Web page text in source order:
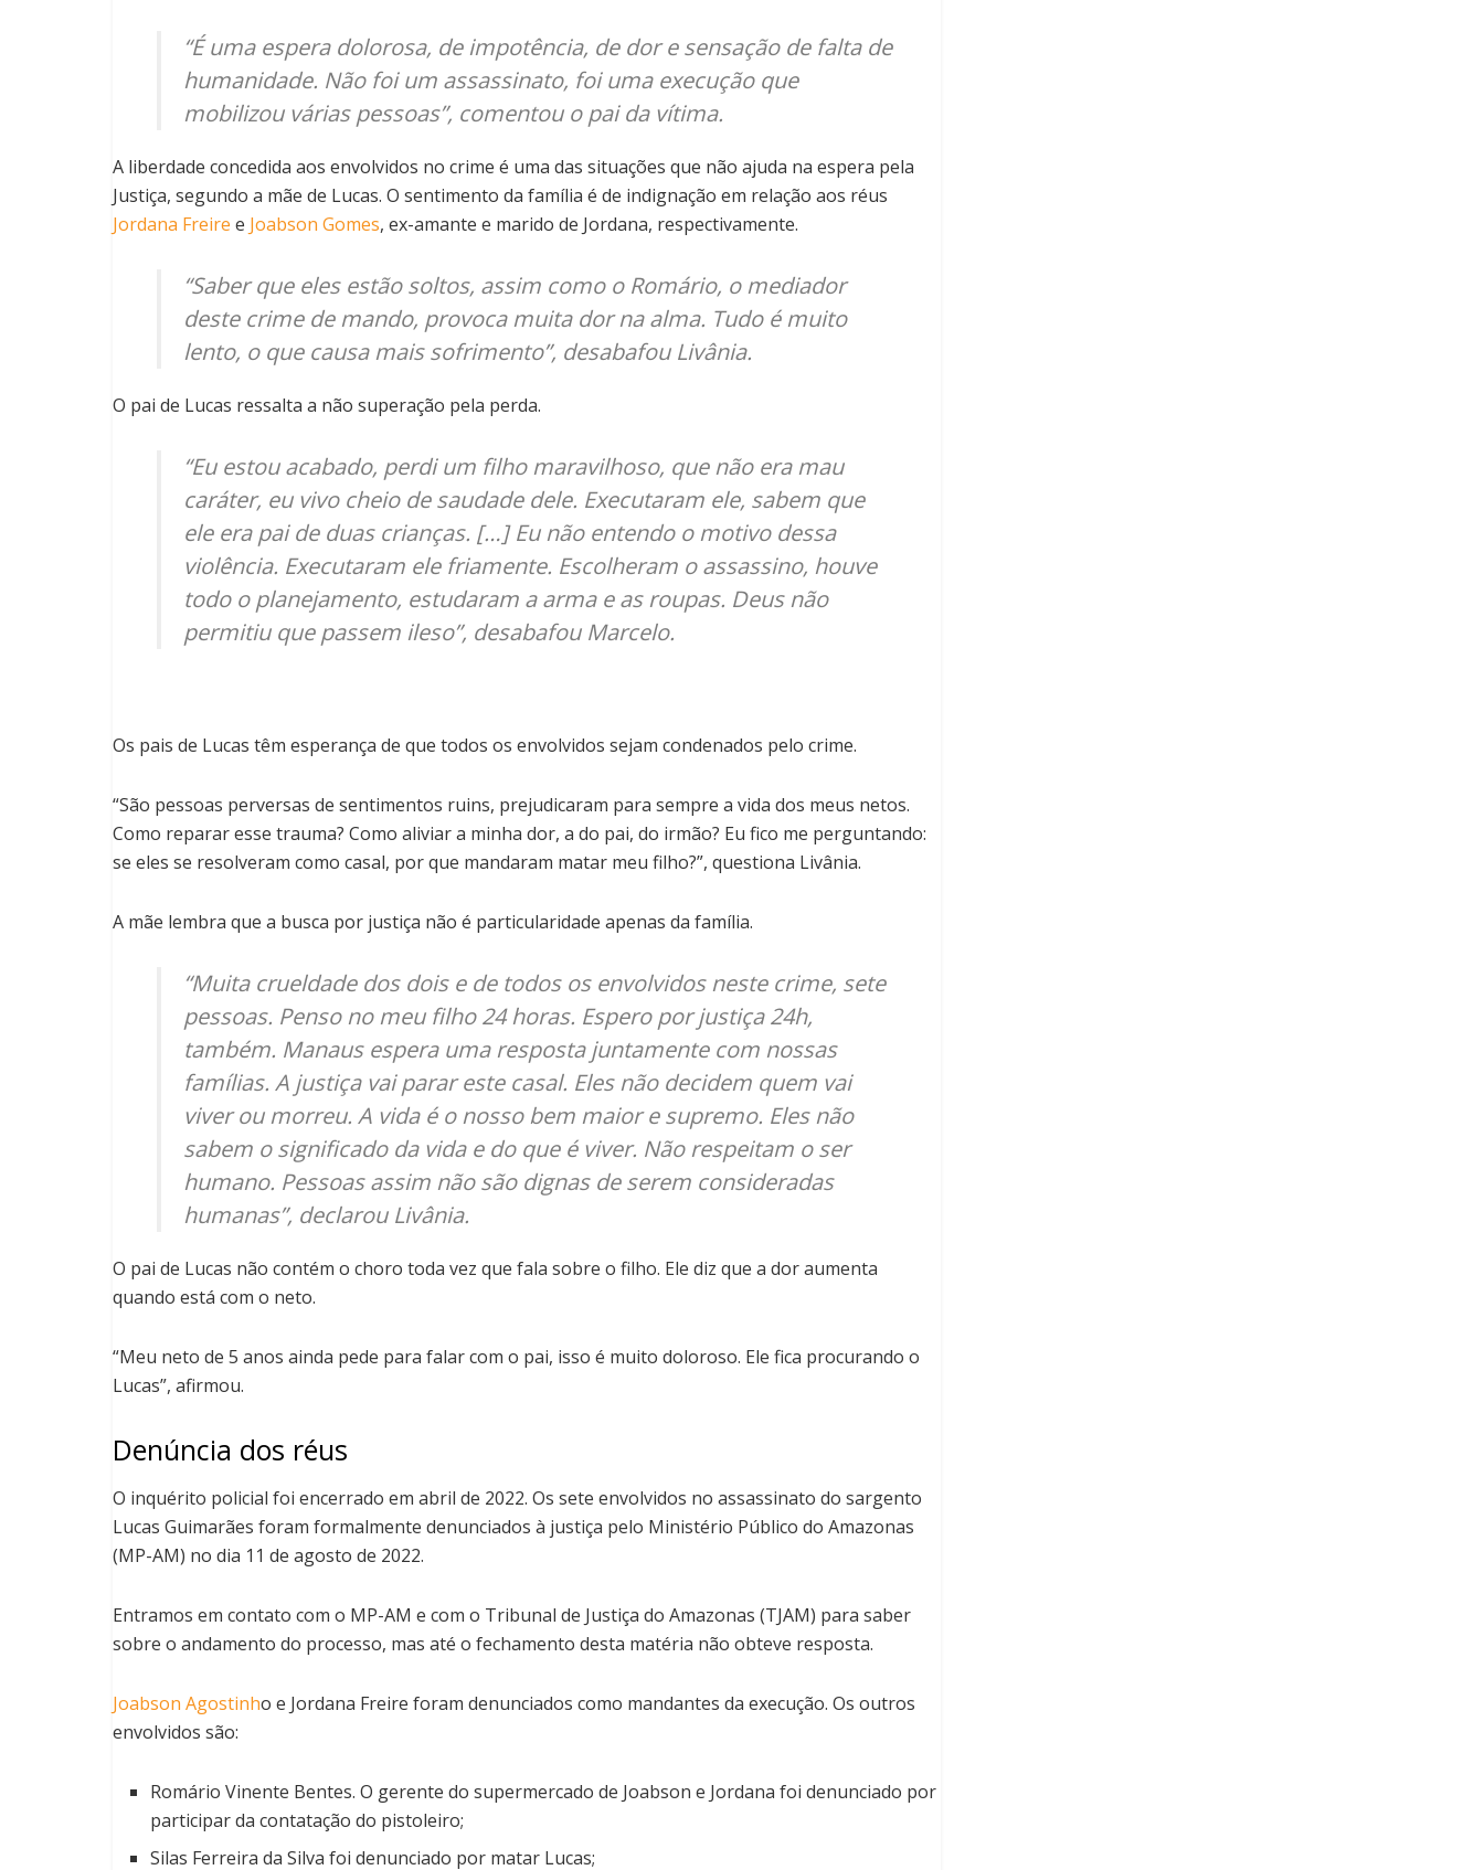
“É uma espera dolorosa, de impotência, de dor e sensação de falta de
humanidade. Não foi um assassinato, foi uma execução que
mobilizou várias pessoas”, comentou o pai da vítima.
A liberdade concedida aos envolvidos no crime é uma das situações que não ajuda na espera pela
Justiça, segundo a mãe de Lucas. O sentimento da família é de indignação em relação aos réus
Jordana Freire e Joabson Gomes, ex-amante e marido de Jordana, respectivamente.
“Saber que eles estão soltos, assim como o Romário, o mediador
deste crime de mando, provoca muita dor na alma. Tudo é muito
lento, o que causa mais sofrimento”, desabafou Livânia.
O pai de Lucas ressalta a não superação pela perda.
“Eu estou acabado, perdi um filho maravilhoso, que não era mau
caráter, eu vivo cheio de saudade dele. Executaram ele, sabem que
ele era pai de duas crianças. […] Eu não entendo o motivo dessa
violência. Executaram ele friamente. Escolheram o assassino, houve
todo o planejamento, estudaram a arma e as roupas. Deus não
permitiu que passem ileso”, desabafou Marcelo.
Os pais de Lucas têm esperança de que todos os envolvidos sejam condenados pelo crime.
“São pessoas perversas de sentimentos ruins, prejudicaram para sempre a vida dos meus netos.
Como reparar esse trauma? Como aliviar a minha dor, a do pai, do irmão? Eu fico me perguntando:
se eles se resolveram como casal, por que mandaram matar meu filho?”, questiona Livânia.
A mãe lembra que a busca por justiça não é particularidade apenas da família.
“Muita crueldade dos dois e de todos os envolvidos neste crime, sete
pessoas. Penso no meu filho 24 horas. Espero por justiça 24h,
também. Manaus espera uma resposta juntamente com nossas
famílias. A justiça vai parar este casal. Eles não decidem quem vai
viver ou morreu. A vida é o nosso bem maior e supremo. Eles não
sabem o significado da vida e do que é viver. Não respeitam o ser
humano. Pessoas assim não são dignas de serem consideradas
humanas”, declarou Livânia.
O pai de Lucas não contém o choro toda vez que fala sobre o filho. Ele diz que a dor aumenta
quando está com o neto.
“Meu neto de 5 anos ainda pede para falar com o pai, isso é muito doloroso. Ele fica procurando o
Lucas”, afirmou.
Denúncia dos réus
O inquérito policial foi encerrado em abril de 2022. Os sete envolvidos no assassinato do sargento
Lucas Guimarães foram formalmente denunciados à justiça pelo Ministério Público do Amazonas
(MP-AM) no dia 11 de agosto de 2022.
Entramos em contato com o MP-AM e com o Tribunal de Justiça do Amazonas (TJAM) para saber
sobre o andamento do processo, mas até o fechamento desta matéria não obteve resposta.
Joabson Agostinho e Jordana Freire foram denunciados como mandantes da execução. Os outros
envolvidos são:
Romário Vinente Bentes. O gerente do supermercado de Joabson e Jordana foi denunciado por
participar da contatação do pistoleiro;
Silas Ferreira da Silva foi denunciado por matar Lucas;